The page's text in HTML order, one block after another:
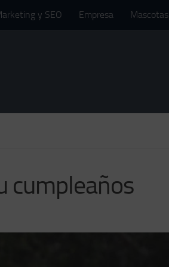
y SEO Empresa Mascotas
cumpleaños